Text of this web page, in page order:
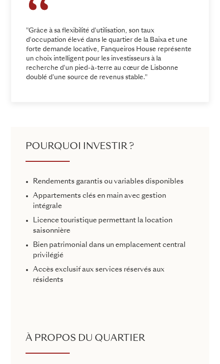
"Grâce à sa flexibilité d'utilisation, son taux
d'occupation élevé dans le quartier de la Baixa et une
forte demande locative, Fanqueiros House représente
un choix intelligent pour les investisseurs à la
recherche d'un pied-à-terre au cœur de Lisbonne
doublé d'une source de revenus stable."
POURQUOI INVESTIR ?
Rendements garantis ou variables disponibles
Appartements clés en main avec gestion
intégrale
Licence touristique permettant la location
saisonnière
Bien patrimonial dans un emplacement central
privilégié
Accès exclusif aux services réservés aux
résidents
À PROPOS DU QUARTIER